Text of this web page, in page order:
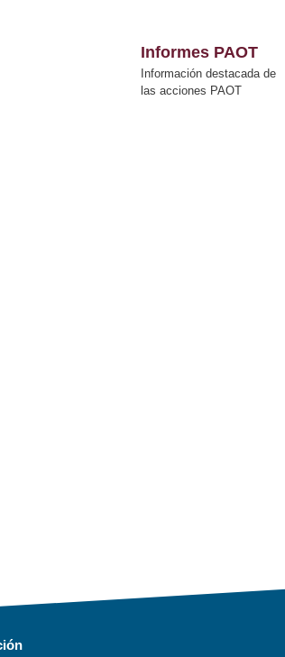
Informes PAOT
Información destacada de
las acciones PAOT